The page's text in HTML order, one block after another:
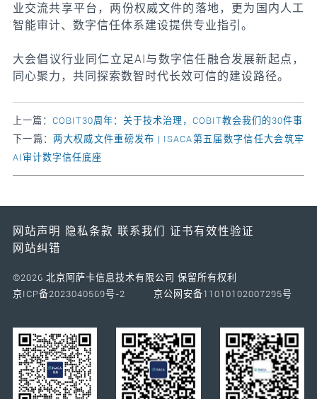
业交流共享平台，两份权威文件的落地，更为国内人工
智能审计、数字信任体系建设提供专业指引。
大会倡议行业同仁立足AI与数字信任融合发展新起点，
同心聚力，共同探索数智时代长效可信的建设路径。
上一篇： COBIT30周年：关于技术治理，COBIT教会我们的30件事
下一篇： 两大权威文件重磅发布 | ISACA第五届数字信任大会筑牢
AI审计数字信任底座
网站声明 隐私条款 联系我们
证书有效性验证
网站纠错
©2026 北京阿萨卡信息技术有限公司 保留所有权利
京ICP备2023040569号-2
京公网安备11010102007295号